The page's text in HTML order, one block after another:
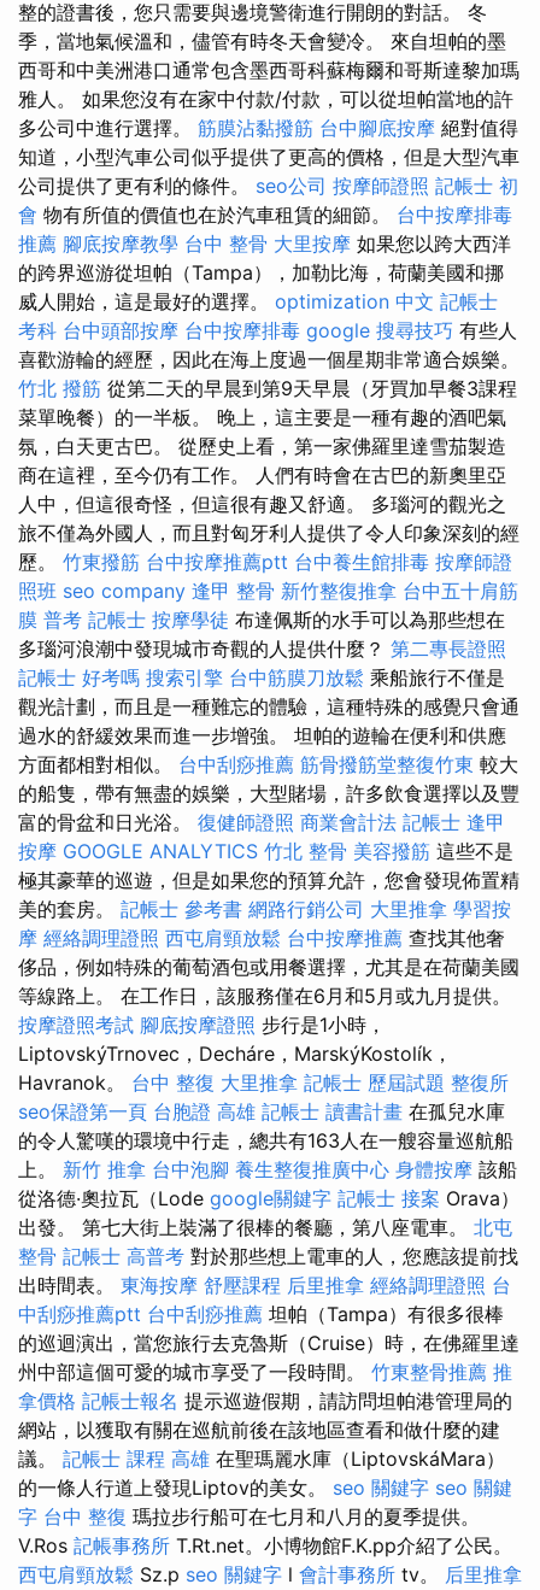
整的證書後，您只需要與邊境警衛進行開朗的對話。 冬
季，當地氣候溫和，儘管有時冬天會變冷。 來自坦帕的墨
西哥和中美洲港口通常包含墨西哥科蘇梅爾和哥斯達黎加瑪
雅人。 如果您沒有在家中付款/付款，可以從坦帕當地的許
多公司中進行選擇。 筋膜沾黏撥筋 台中腳底按摩 絕對值得
知道，小型汽車公司似乎提供了更高的價格，但是大型汽車
公司提供了更有利的條件。 seo公司 按摩師證照 記帳士 初
會 物有所值的價值也在於汽車租賃的細節。 台中按摩排毒
推薦 腳底按摩教學 台中 整骨 大里按摩 如果您以跨大西洋
的跨界巡游從坦帕（Tampa），加勒比海，荷蘭美國和挪
威人開始，這是最好的選擇。 optimization 中文 記帳士
考科 台中頭部按摩 台中按摩排毒 google 搜尋技巧 有些人
喜歡游輪的經歷，因此在海上度過一個星期非常適合娛樂。
竹北 撥筋 從第二天的早晨到第9天早晨（牙買加早餐3課程
菜單晚餐）的一半板。 晚上，這主要是一種有趣的酒吧氣
氛，白天更古巴。 從歷史上看，第一家佛羅里達雪茄製造
商在這裡，至今仍有工作。 人們有時會在古巴的新奧里亞
人中，但這很奇怪，但這很有趣又舒適。 多瑙河的觀光之
旅不僅為外國​​人，而且對匈牙利人提供了令人印象深刻的經
歷。 竹東撥筋 台中按摩推薦ptt 台中養生館排毒 按摩師證
照班 seo company 逢甲 整骨 新竹整復推拿 台中五十肩筋
膜 普考 記帳士 按摩學徒 布達佩斯的水手可以為那些想在
多瑙河浪潮中發現城市奇觀的人提供什麼？ 第二專長證照
記帳士 好考嗎 搜索引擎 台中筋膜刀放鬆 乘船旅行不僅是
觀光計劃，而且是一種難忘的體驗，這種特殊的感覺只會通
過水的舒緩效果而進一步增強。 坦帕的遊輪在便利和供應
方面都相對相似。 台中刮痧推薦 筋骨撥筋堂整復竹東 較大
的船隻，帶有無盡的娛樂，大型賭場，許多飲食選擇以及豐
富的骨盆和日光浴。 復健師證照 商業會計法 記帳士 逢甲
按摩 GOOGLE ANALYTICS 竹北 整骨 美容撥筋 這些不是
極其豪華的巡遊，但是如果您的預算允許，您會發現佈置精
美的套房。 記帳士 參考書 網路行銷公司 大里推拿 學習按
摩 經絡調理證照 西屯肩頸放鬆 台中按摩推薦 查找其他奢
侈品，例如特殊的葡萄酒包或用餐選擇，尤其是在荷蘭美國
等線路上。 在工作日，該服務僅在6月和5月或九月提供。
按摩證照考試 腳底按摩證照 步行是1小時，
LiptovskýTrnovec，Decháre，MarskýKostolík，
Havranok。 台中 整復 大里推拿 記帳士 歷屆試題 整復所
seo保證第一頁 台胞證 高雄 記帳士 讀書計畫 在孤兒水庫
的令人驚嘆的環境中行走，總共有163人在一艘容量巡航船
上。 新竹 推拿 台中泡腳 養生整復推廣中心 身體按摩 該船
從洛德·奧拉瓦（Lode google關鍵字 記帳士 接案 Orava）
出發。 第七大街上裝滿了很棒的餐廳，第八座電車。 北屯
整骨 記帳士 高普考 對於那些想上電車的人，您應該提前找
出時間表。 東海按摩 舒壓課程 后里推拿 經絡調理證照 台
中刮痧推薦ptt 台中刮痧推薦 坦帕（Tampa）有很多很棒
的巡迴演出，當您旅行去克魯斯（Cruise）時，在佛羅里達
州中部這個可愛的城市享受了一段時間。 竹東整骨推薦 推
拿價格 記帳士報名 提示巡遊假期，請訪問坦帕港管理局的
網站，以獲取有關在巡航前後在該地區查看和做什麼的建
議。 記帳士 課程 高雄 在聖瑪麗水庫（LiptovskáMara）
的一條人行道上發現Liptov的美女。 seo 關鍵字 seo 關鍵
字 台中 整復 瑪拉步行船可在七月和八月的夏季提供。
V.Ros 記帳事務所 T.Rt.net。小博物館F.K.pp介紹了公民。
西屯肩頸放鬆 Sz.p seo 關鍵字 l 會計事務所 tv。 后里推拿